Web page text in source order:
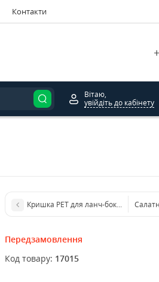
Контакти
Вітаю,
увійдіть до кабінету
Кришка РЕТ для ланч-боксу 500,
Передзамовлення
Код товару: 17015